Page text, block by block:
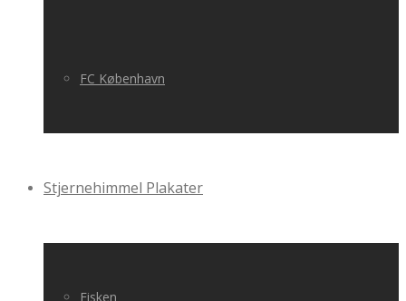
FC København
Stjernehimmel Plakater
Fisken